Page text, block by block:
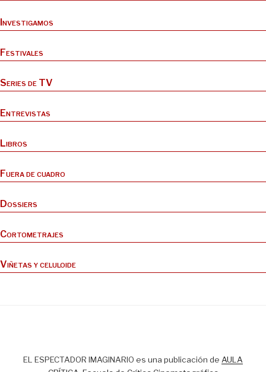
Investigamos
Festivales
Series de TV
Entrevistas
Libros
Fuera de cuadro
Dossiers
Cortometrajes
Viñetas y celuloide
EL ESPECTADOR IMAGINARIO es una publicación de AULA